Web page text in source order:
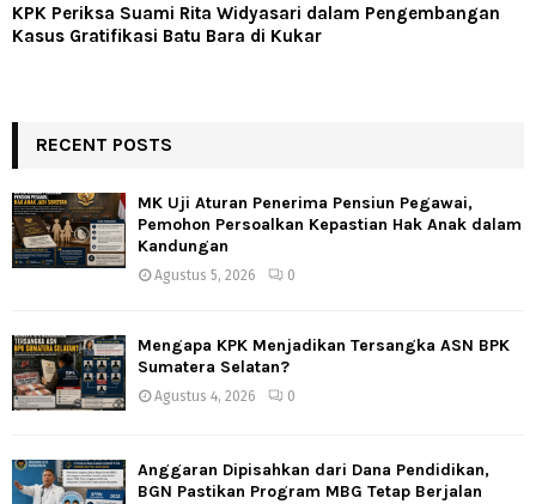
KPK Periksa Suami Rita Widyasari dalam Pengembangan
Kasus Gratifikasi Batu Bara di Kukar
RECENT POSTS
MK Uji Aturan Penerima Pensiun Pegawai,
Pemohon Persoalkan Kepastian Hak Anak dalam
Kandungan
Agustus 5, 2026 0
Mengapa KPK Menjadikan Tersangka ASN BPK
Sumatera Selatan?
Agustus 4, 2026 0
Anggaran Dipisahkan dari Dana Pendidikan,
BGN Pastikan Program MBG Tetap Berjalan